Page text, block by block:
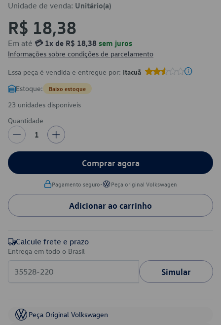
Unidade de venda: Unitário(a)
R$ 18,38
Em até 💳 1x de R$ 18,38 sem juros
Informações sobre condições de parcelamento
Essa peça é vendida e entregue por: Itacuã
Estoque: Baixo estoque
23 unidades disponíveis
Quantidade
1
Comprar agora
Pagamento seguro• Peça original Volkswagen
Adicionar ao carrinho
Calcule frete e prazo
Entrega em todo o Brasil
Simular
Peça Original Volkswagen